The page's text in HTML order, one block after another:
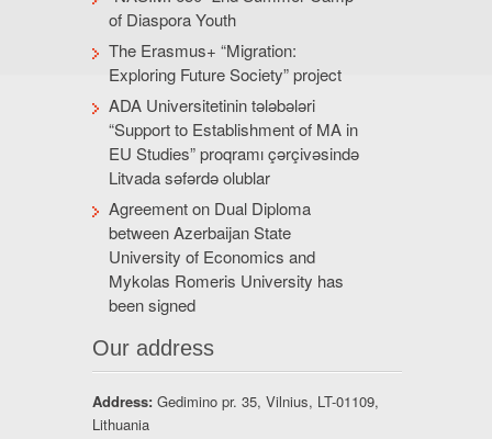
of Diaspora Youth
The Erasmus+ “Migration:
Exploring Future Society” project
ADA Universitetinin tələbələri
“Support to Establishment of MA in
EU Studies” proqramı çərçivəsində
Litvada səfərdə olublar
Agreement on Dual Diploma
between Azerbaijan State
University of Economics and
Mykolas Romeris University has
been signed
Our address
Address: Gedimino pr. 35, Vilnius, LT-01109,
Lithuania